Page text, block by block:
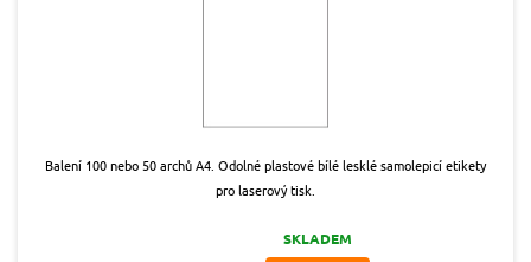
Balení 100 nebo 50 archů A4. Odolné plastové bílé lesklé samolepicí etikety
pro laserový tisk.
SKLADEM